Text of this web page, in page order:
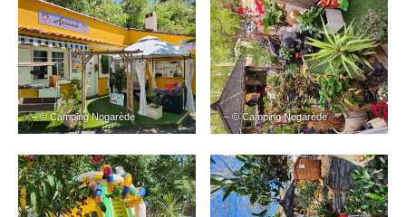
– © Camping Nogarède – © Camping Nogarède